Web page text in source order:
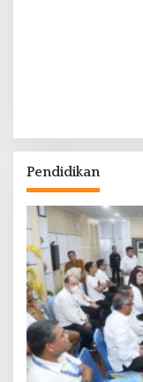
Pendidikan